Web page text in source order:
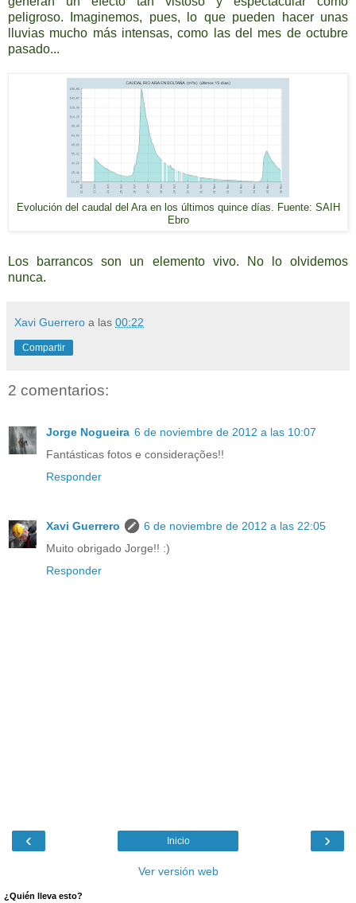
peligroso. Imaginemos, pues, lo que pueden hacer unas
lluvias mucho más intensas, como las del mes de octubre
pasado...
Evolución del caudal del Ara en los últimos quince días. Fuente: SAIH
Ebro
Los barrancos son un elemento vivo. No lo olvidemos
nunca.
Xavi Guerrero a las 00:22
Compartir
2 comentarios:
Jorge Nogueira 6 de noviembre de 2012 a las 10:07
Fantásticas fotos e considerações!!
Responder
Xavi Guerrero
6 de noviembre de 2012 a las 22:05
Muito obrigado Jorge!! :)
Responder
‹ ›
Inicio
Ver versión web
¿Quién lleva esto?